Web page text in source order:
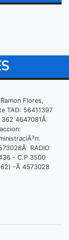
Flores,
TAD: 56411397
362 4647081Â
RADIO
- C.P 3500
-Â 4573028